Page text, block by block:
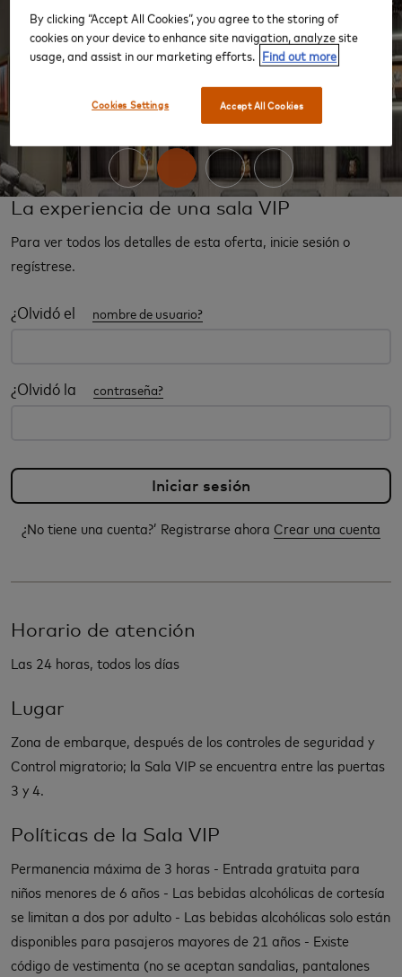
La experiencia de una sala VIP
Para ver todos los detalles de esta oferta, inicie sesión o
regístrese.
¿Olvidó el nombre de usuario?
¿Olvidó la contraseña?
¿No tiene una cuenta?’ Registrarse ahora Crear una cuenta
Horario de atención
Las 24 horas, todos los días
Lugar
Zona de embarque, después de los controles de seguridad y
Control migratorio; la Sala VIP se encuentra entre las puertas
3 y 4.
Políticas de la Sala VIP
Permanencia máxima de 3 horas - Entrada gratuita para
niños menores de 6 años - Las bebidas alcohólicas de cortesía
se limitan a dos por adulto - Las bebidas alcohólicas solo están
disponibles para pasajeros mayores de 21 años - Existe
código de vestimenta (no se aceptan sandalias, pantalones
By clicking “Accept All Cookies”, you agree to the storing of
cookies on your device to enhance site navigation, analyze site
usage, and assist in our marketing efforts. Find out more
Accept All Cookies
Cookies Settings